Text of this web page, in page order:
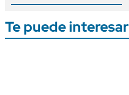
Te puede interesar